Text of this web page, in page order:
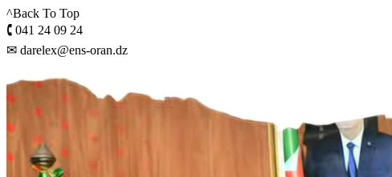
^Back To Top
🕻 041 24 09 24
✉ darelex@ens-oran.dz